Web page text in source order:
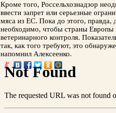
Кроме того, Россельхознадзор
ввести запрет или серьезные
мяса из ЕС. Пока до этого,
необходимо, чтобы страны Европы
ветеринарного контроля.
так, как того требуют, это
напомнил Алексеенко.